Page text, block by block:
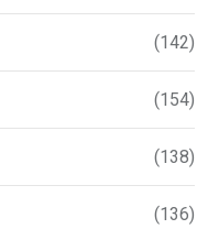
(142)
(154)
(138)
(136)